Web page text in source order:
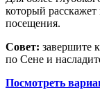
который
посещения.
Совет: завершите
по Сене и
Посмотреть